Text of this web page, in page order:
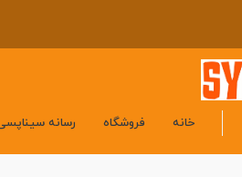
خانه فروشگاه رسانه